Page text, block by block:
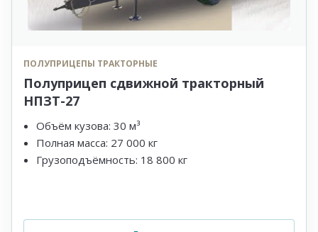
ПОЛУПРИЦЕПЫ ТРАКТОРНЫЕ
Полуприцеп сдвижной тракторный
НПЗТ-27
Объём кузова: 30 м³
Полная масса: 27 000 кг
Грузоподъёмность: 18 800 кг